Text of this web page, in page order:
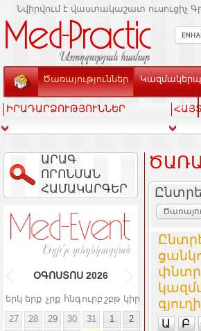
Նվիրվում է վաստակաշատ ուսուցիչ
Ծառայություններ
Տեսասրահ
ԻՐԱԴԱՐՁՈՒԹՅՈՒՆՆԵՐ
ԱՐԱԳ
ՈՐՈՆՄԱՆ
ՀԱՄԱԿԱՐԳԵՐ
ՕԳՈՍՏՈՍ 2026
երկ երք չրք հնգուրբ շբթ կիր
27
28 29 30 31 1
2
Ա Բ